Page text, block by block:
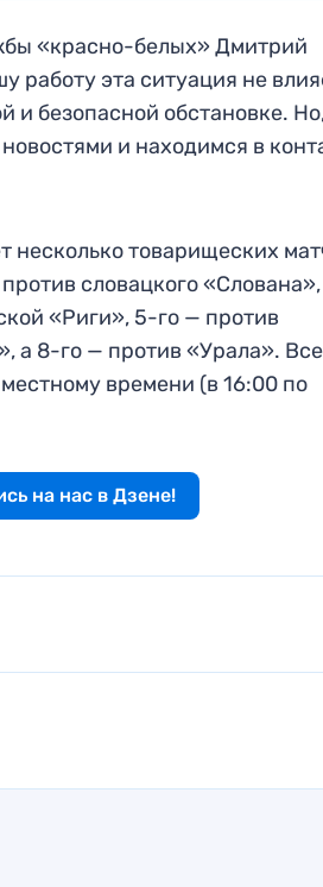
«красно-белых» Дмитрий
работу эта ситуация не
и безопасной обстановке.
и находимся в
несколько товарищеских
словацкого
«Риги», 5-го — против
а 8-го — против «Урала». Все
времени (в 16:00 по
на нас в Дзене!